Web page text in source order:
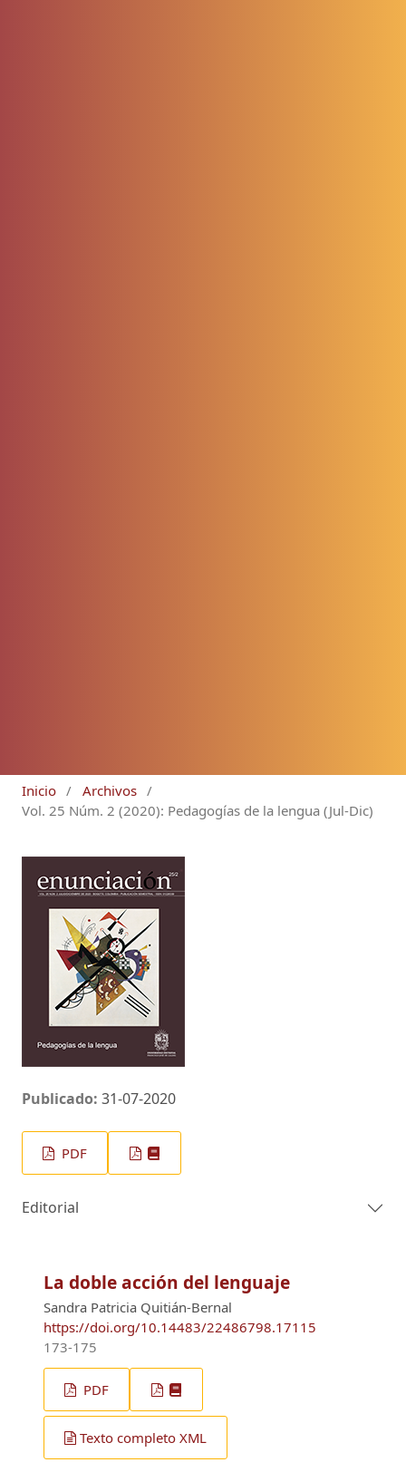
Inicio / Archivos /
Vol. 25 Núm. 2 (2020): Pedagogías de la lengua (Jul-Dic)
Publicado: 31-07-2020
PDF
Editorial
La doble acción del lenguaje
Sandra Patricia Quitián-Bernal
https://doi.org/10.14483/22486798.17115
173-175
PDF
Texto completo XML